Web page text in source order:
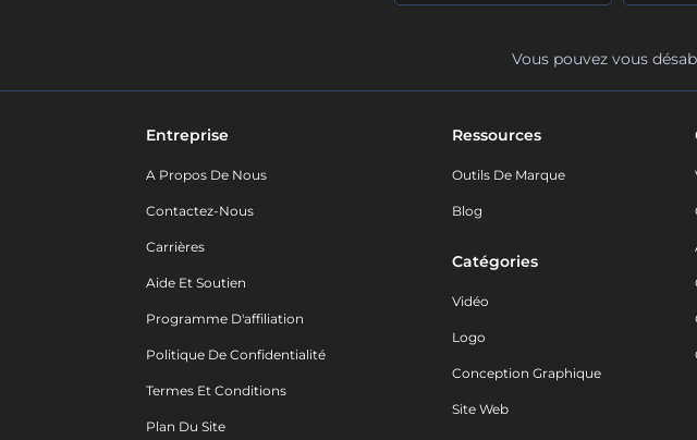
Vous pouvez vous
Entreprise
A Propos De Nous
Contactez-Nous
Carrières
Aide Et Soutien
Programme D'affiliation
Politique De Confidentialité
Termes Et Conditions
Plan Du Site
Ressources
Outils De Marque
Blog
Catégories
Vidéo
Logo
Conception Graphique
Site Web